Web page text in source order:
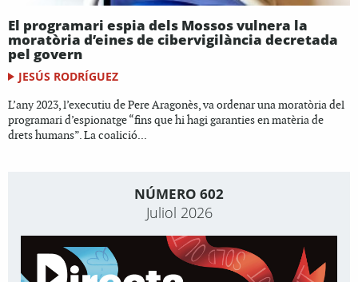
El programari espia dels Mossos vulnera la
moratòria d’eines de cibervigilància decretada
pel govern
JESÚS RODRÍGUEZ
L’any 2023, l’executiu de Pere Aragonès, va ordenar una moratòria del
programari d’espionatge “fins que hi hagi garanties en matèria de
drets humans”. La coalició...
NÚMERO 602
Juliol 2026